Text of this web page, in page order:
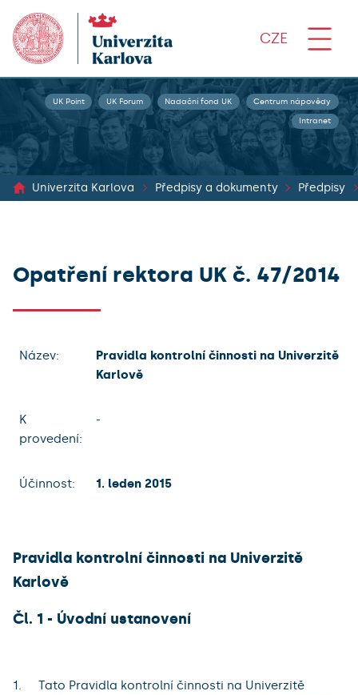
CZE
UK Point UK Forum Nadační fond UK Centrum nápovědy
Intranet
Univerzita Karlova Předpisy a dokumenty Předpisy
Opatření rektora UK č. 47/2014
Název:
Pravidla kontrolní činnosti na Univerzitě
Karlově
K
provedení:
-
Účinnost: 1. leden 2015
Pravidla kontrolní činnosti na Univerzitě
Karlově
Čl. 1 - Úvodní ustanovení
Tato Pravidla kontrolní činnosti na Univerzitě